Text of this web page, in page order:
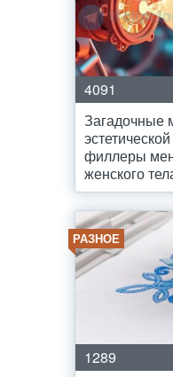
4091
Загадочные
филлеры
женского
РАЗНОЕ
1289